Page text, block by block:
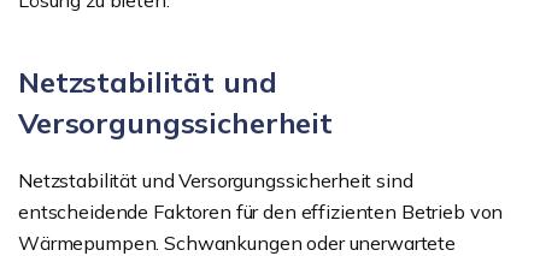
Netzstabilität und
Versorgungssicherheit
Netzstabilität und Versorgungssicherheit sind
entscheidende Faktoren für den effizienten Betrieb von
Wärmepumpen. Schwankungen oder unerwartete